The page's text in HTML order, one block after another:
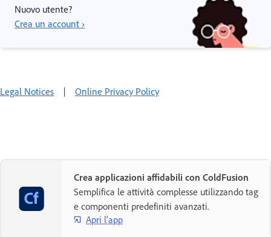
Nuovo utente?
Crea un account ›
Legal Notices | Online Privacy Policy
Crea applicazioni affidabili con ColdFusion
Semplifica le attività complesse utilizzando tag
e componenti predefiniti avanzati.
Apri l'app